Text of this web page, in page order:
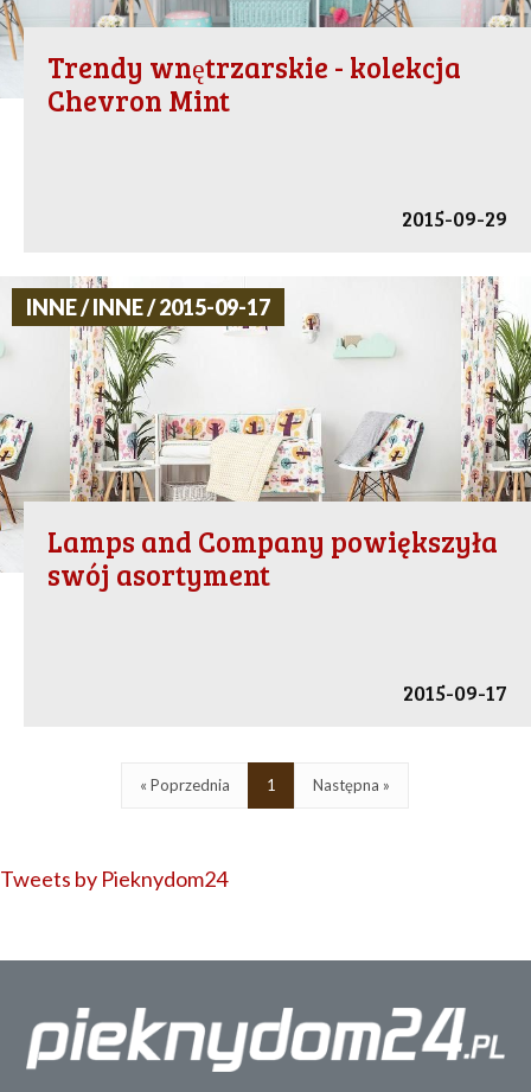
Trendy wnętrzarskie - kolekcja
Chevron Mint
2015-09-29
INNE / INNE / 2015-09-17
Lamps and Company powiększyła
swój asortyment
2015-09-17
« Poprzednia 1 Następna »
Tweets by Pieknydom24